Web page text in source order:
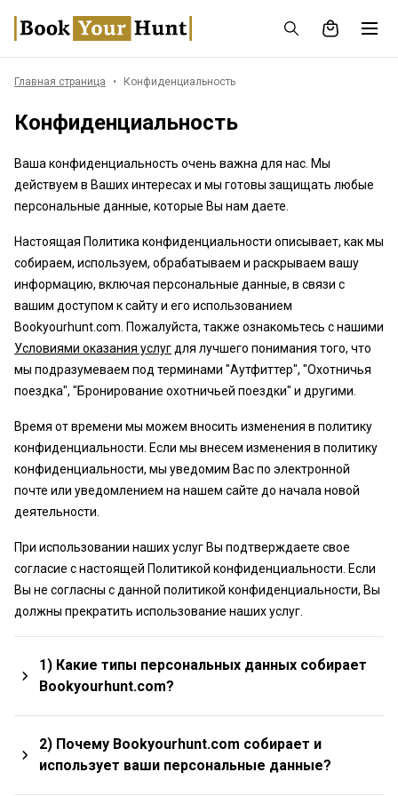
Главная страница Конфиденциальность
Конфиденциальность
Ваша конфиденциальность очень важна для нас. Мы
действуем в Ваших интересах и мы готовы защищать любые
персональные данные, которые Вы нам даете.
Настоящая Политика конфиденциальности описывает, как мы
собираем, используем, обрабатываем и раскрываем вашу
информацию, включая персональные данные, в связи с
вашим доступом к сайту и его использованием
Bookyourhunt.com. Пожалуйста, также ознакомьтесь с нашими
Условиями оказания услуг для лучшего понимания того, что
мы подразумеваем под терминами "Аутфиттер", "Охотничья
поездка", "Бронирование охотничьей поездки" и другими.
Время от времени мы можем вносить изменения в политику
конфиденциальности. Если мы внесем изменения в политику
конфиденциальности, мы уведомим Вас по электронной
почте или уведомлением на нашем сайте до начала новой
деятельности.
При использовании наших услуг Вы подтверждаете свое
согласие с настоящей Политикой конфиденциальности. Если
Вы не согласны с данной политикой конфиденциальности, Вы
должны прекратить использование наших услуг.
1) Какие типы персональных данных собирает
Bookyourhunt.com?
найти и забронировать охоту есть определенные фрагменты
информации, мы просим Ваше имя, адрес электронной почты,
2) Почему Bookyourhunt.com собирает и
использует ваши персональные данные?